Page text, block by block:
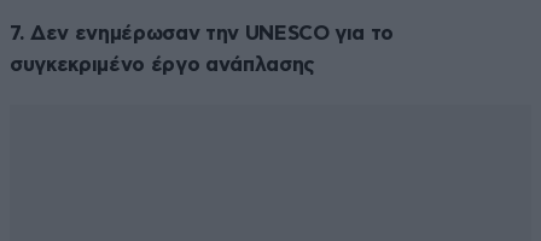
7. Δεν ενημέρωσαν την UNESCO για το
συγκεκριμένο έργο ανάπλασης